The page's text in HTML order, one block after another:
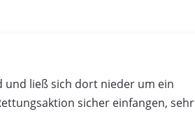
und ließ sich dort nieder um ein
sicher einfangen, sehr